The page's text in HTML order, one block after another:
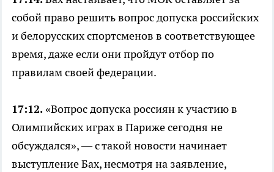
собой право решить вопрос допуска российских
и белорусских спортсменов в соответствующее
время, даже если они пройдут отбор по
правилам своей федерации.
17:12. «Вопрос допуска россиян к участию в
Олимпийских играх в Париже сегодня не
обсуждался», — с такой новости начинает
выступление Бах, несмотря на заявление,